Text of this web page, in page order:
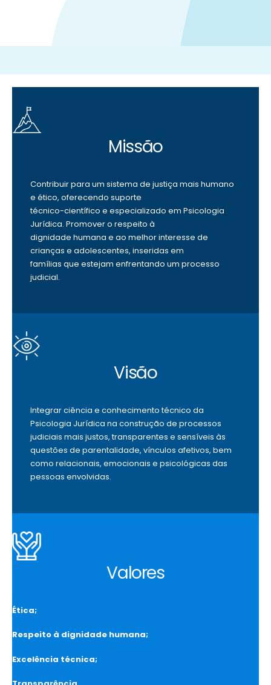
Missão
Contribuir para um sistema de justiça mais humano
e ético, oferecendo suporte
técnico-científico e especializado em Psicologia
Jurídica. Promover o respeito à
dignidade humana e ao melhor interesse de
crianças e adolescentes, inseridas em
famílias que estejam enfrentando um processo
judicial.
Visão
Integrar ciência e conhecimento técnico da
Psicologia Jurídica na construção de processos
judiciais mais justos, transparentes e sensíveis às
questões de parentalidade, vínculos afetivos, bem
como relacionais, emocionais e psicológicas das
pessoas envolvidas.
Valores
Ética;
Respeito à dignidade humana;
Excelência técnica;